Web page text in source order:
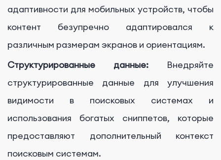
адаптивности для мобильных устройств, чтобы
контент безупречно адаптировался к
различным размерам экранов и ориентациям.
Структурированные данные: Внедряйте
структурированные данные для улучшения
видимости в поисковых системах и
использования богатых сниппетов, которые
предоставляют дополнительный контекст
поисковым системам.